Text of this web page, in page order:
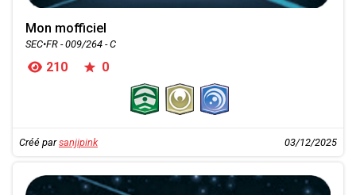
Mon mofficiel
SEC•FR - 009/264 - C
210 0
Créé parsanjipink 03/12/2025